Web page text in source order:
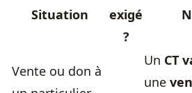
Situation
exigé
?
Vente ou don à
Un CT
une